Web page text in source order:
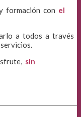
formación con el
a todos a través
sin